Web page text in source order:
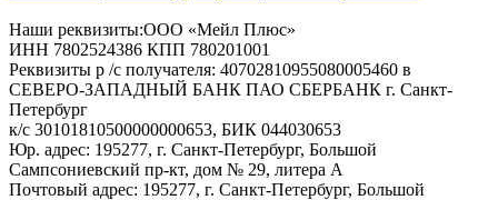
Наши реквизиты:ООО «Мейл Плюс»
ИНН 7802524386 КПП 780201001
Реквизиты р /с получателя: 40702810955080005460 в
СЕВЕРО-ЗАПАДНЫЙ БАНК ПАО СБЕРБАНК г. Санкт-
Петербург
к/с 30101810500000000653, БИК 044030653
Юр. адрес: 195277, г. Санкт-Петербург, Большой
Сампсониевский пр-кт, дом № 29, литера А
Почтовый адрес: 195277, г. Санкт-Петербург, Большой